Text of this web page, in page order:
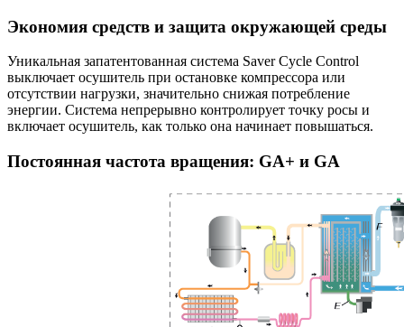
Экономия средств и защита окружающей среды
Уникальная запатентованная система Saver Cycle Control
выключает осушитель при остановке компрессора или
отсутствии нагрузки, значительно снижая потребление
энергии. Система непрерывно контролирует точку росы и
включает осушитель, как только она начинает повышаться.
Постоянная частота вращения: GA+ и GA